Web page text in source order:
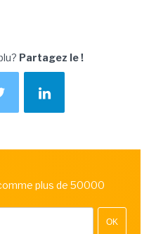
Partagez le !
plus de 50000
OK